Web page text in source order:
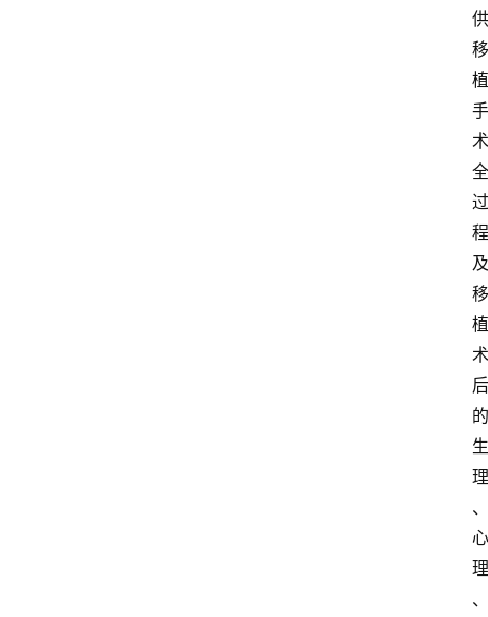
供
移
植
手
术
全
过
程
及
移
植
术
后
的
生
理
、
心
理
、